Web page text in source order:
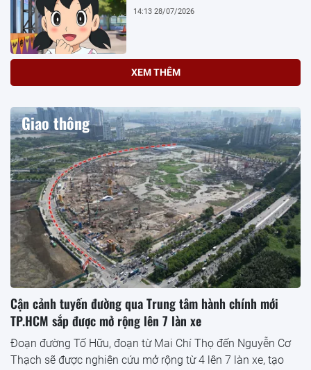
14:13 28/07/2026
XEM THÊM
Giao thông
Cận cảnh tuyến đường qua Trung tâm hành chính mới
TP.HCM sắp được mở rộng lên 7 làn xe
Đoạn đường Tố Hữu, đoạn từ Mai Chí Thọ đến Nguyễn Cơ
Thạch sẽ được nghiên cứu mở rộng từ 4 lên 7 làn xe, tạo